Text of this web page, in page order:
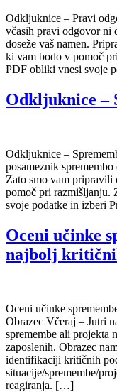
Odkljuknice – Pravi
včasih pravi odgovor ni
doseže vaš namen.
ki vam bodo v pomoč
PDF obliki vnesi svoje
Odkljuknice –
Odkljuknice –
posameznik
Zato smo vam
pomoč pri razmišljanju.
svoje podatke in izberi
Oceni učinke
najbolj
Oceni učinke
Obrazec Včeraj – Jutri
spremembe ali projekta
zaposlenih. Obrazec
identifikaciji kritičnih
situacije/spremembe/
reagiranja. […]